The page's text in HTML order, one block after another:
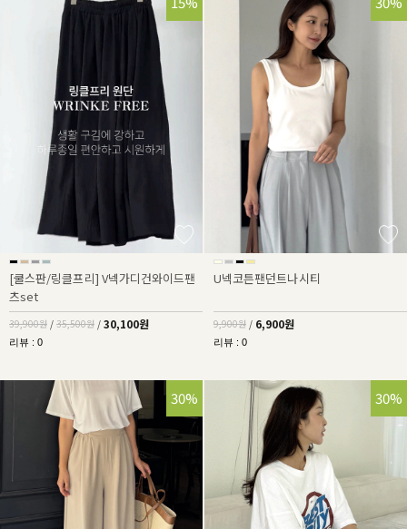
[쿨스판/링클프리] V넥가디건와이드팬
츠set
39,900원 / 35,500원 / 30,100원
리뷰 : 0
U넥코튼팬던트나시티
9,900원 / 6,900원
리뷰 : 0
30% 30%